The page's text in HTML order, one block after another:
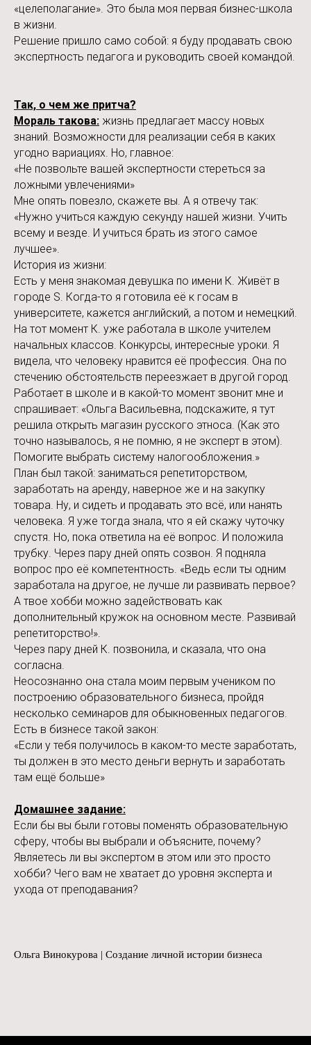
«целеполагание». Это была моя первая бизнес-школа
в жизни.
Решение пришло само собой: я буду продавать свою
экспертность педагога и руководить своей командой.
Так, о чем же притча?
Мораль такова: жизнь предлагает массу новых
знаний. Возможности для реализации себя в каких
угодно вариациях. Но, главное:
«Не позвольте вашей экспертности стереться за
ложными увлечениями»
Мне опять повезло, скажете вы. А я отвечу так:
«Нужно учиться каждую секунду нашей жизни. Учить
всему и везде. И учиться брать из этого самое
лучшее».
История из жизни:
Есть у меня знакомая девушка по имени К. Живёт в
городе S. Когда-то я готовила её к госам в
университете, кажется английский, а потом и немецкий.
На тот момент К. уже работала в школе учителем
начальных классов. Конкурсы, интересные уроки. Я
видела, что человеку нравится её профессия. Она по
стечению обстоятельств переезжает в другой город.
Работает в школе и в какой-то момент звонит мне и
спрашивает: «Ольга Васильевна, подскажите, я тут
решила открыть магазин русского этноса. (Как это
точно называлось, я не помню, я не эксперт в этом).
Помогите выбрать систему налогообложения.»
План был такой: заниматься репетиторством,
заработать на аренду, наверное же и на закупку
товара. Ну, и сидеть и продавать это всё, или нанять
человека. Я уже тогда знала, что я ей скажу чуточку
спустя. Но, пока ответила на её вопрос. И положила
трубку. Через пару дней опять созвон. Я подняла
вопрос про её компетентность. «Ведь если ты одним
заработала на другое, не лучше ли развивать первое?
А твое хобби можно задействовать как
дополнительный кружок на основном месте. Развивай
репетиторство!».
Через пару дней К. позвонила, и сказала, что она
согласна.
Неосознанно она стала моим первым учеником по
построению образовательного бизнеса, пройдя
несколько семинаров для обыкновенных педагогов.
Есть в бизнесе такой закон:
«Если у тебя получилось в каком-то месте заработать,
ты должен в это место деньги вернуть и заработать
там ещё больше»
Домашнее задание:
Если бы вы были готовы поменять образовательную
сферу, чтобы вы выбрали и объясните, почему?
Являетесь ли вы экспертом в этом или это просто
хобби? Чего вам не хватает до уровня эксперта и
ухода от преподавания?
Ольга Винокурова | Создание личной истории бизнеса